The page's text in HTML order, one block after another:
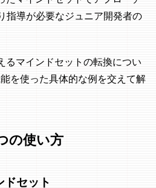
指導が必要なジュニア開発者の
るマインドセットの転換につい
を使った具体的な例を交えて解
の使い方
ドセット